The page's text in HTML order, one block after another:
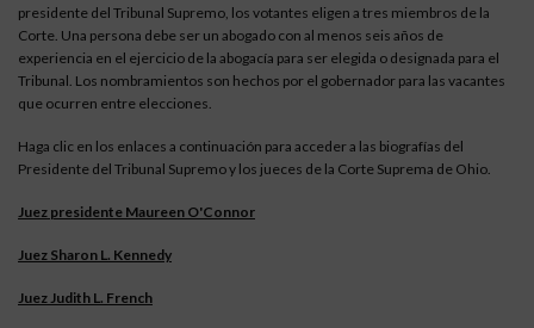
presidente del Tribunal Supremo, los votantes eligen a tres miembros de la
Corte. Una persona debe ser un abogado con al menos seis años de
experiencia en el ejercicio de la abogacía para ser elegida o designada para el
Tribunal. Los nombramientos son hechos por el gobernador para las vacantes
que ocurren entre elecciones.
Haga clic en los enlaces a continuación para acceder a las biografías del
Presidente del Tribunal Supremo y los jueces de la Corte Suprema de Ohio.
Juez presidente Maureen O'Connor
Juez Sharon L. Kennedy
Juez Judith L. French